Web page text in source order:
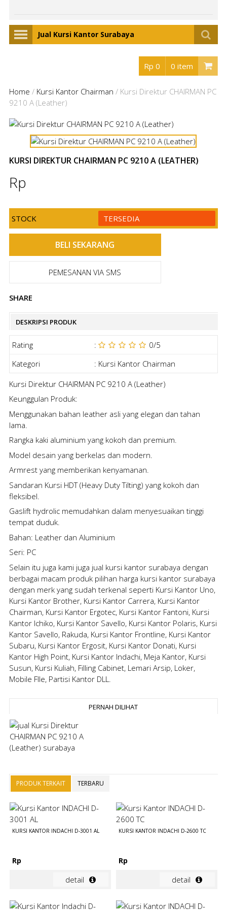
Jual Kursi Kantor Surabaya
Rp 0 0 item
Home / Kursi Kantor Chairman / Kursi Direktur CHAIRMAN PC
9210 A (Leather)
KURSI DIREKTUR CHAIRMAN PC 9210 A (LEATHER)
Rp
STOCK TERSEDIA
PEMESANAN VIA SMS
SHARE
DESKRIPSI PRODUK
Rating : 0/5
Kategori
: Kursi Kantor Chairman
Kursi Direktur CHAIRMAN PC 9210 A (Leather)
Keunggulan Produk:
Menggunakan bahan leather asli yang elegan dan tahan
lama.
Rangka kaki aluminium yang kokoh dan premium.
Model desain yang berkelas dan modern.
Armrest yang memberikan kenyamanan.
Sandaran Kursi HDT (Heavy Duty Tilting) yang kokoh dan
fleksibel.
Gaslift hydrolic memudahkan dalam menyesuaikan tinggi
tempat duduk.
Bahan: Leather dan Aluminium
Seri: PC
Selain itu juga kami juga jual kursi kantor surabaya dengan
berbagai macam produk pilihan harga kursi kantor surabaya
dengan merk yang sudah terkenal seperti Kursi Kantor Uno,
Kursi Kantor Brother, Kursi Kantor Carrera, Kursi Kantor
Chairman, Kursi Kantor Ergotec, Kursi Kantor Fantoni, Kursi
Kantor Ichiko, Kursi Kantor Savello, Kursi Kantor Polaris, Kursi
Kantor Savello, Rakuda, Kursi Kantor Frontline, Kursi Kantor
Subaru, Kursi Kantor Ergosit, Kursi Kantor Donati, Kursi
Kantor High Point, Kursi Kantor Indachi, Meja Kantor, Kursi
Susun, Kursi Kuliah, Filling Cabinet, Lemari Arsip, Loker,
Mobile FIle, Partisi Kantor DLL.
PERNAH DILIHAT
PRODUK TERKAIT TERBARU
KURSI KANTOR INDACHI D-3001 AL
Rp
detail
KURSI KANTOR INDACHI D-2600 TC
Rp
detail